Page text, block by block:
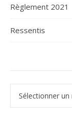
Règlement 2021
Ressentis